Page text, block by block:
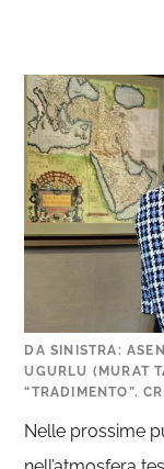
DA SINISTRA:
UGURLU (MURAT
“TRADIMENTO”.
Nelle prossime